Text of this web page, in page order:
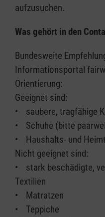
aufzusuchen.
Was gehört in den
Bundesweite
Informationsportal
Orientierung:
Geeignet sind:
• saubere, tragfähige
• Schuhe (bitte
• Haushalts- und
Nicht geeignet sind:
• stark beschädigte,
Textilien
• Matratzen
• Teppiche